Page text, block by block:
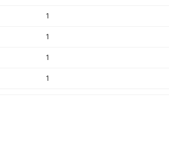
1
1
1
1